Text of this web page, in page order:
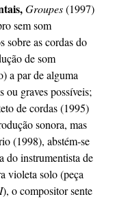
Groupes(1997)
sem som
sobre as cordas do
de som
a par de alguma
ou graves possíveis;
de cordas (1995)
sonora, mas
(1998), abstém-se
do instrumentista de
violeta solo (peça
), o compositor sente